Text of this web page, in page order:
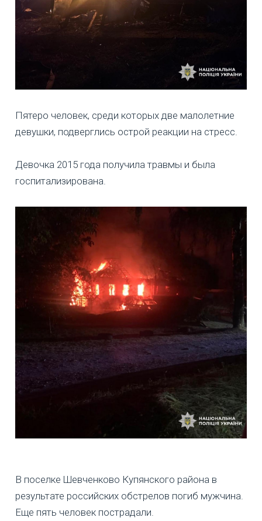
Пятеро человек, среди которых две малолетние
девушки, подверглись острой реакции на стресс.
Девочка 2015 года получила травмы и была
госпитализирована.
В поселке Шевченково Купянского района в
результате российских обстрелов погиб мужчина.
Еще пять человек пострадали.